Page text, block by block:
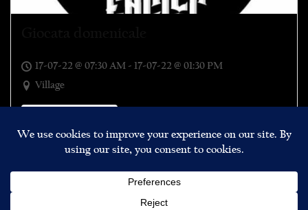
17-07-22 @ 07:30 AM - 17-07-22 @ 01:30 PM
Village
A.S.D. Black Eagles Tradate, affiliata all’ente di promozione
sportiva ASI, via Carlo Porta 21, Cairate; 21050 (VA) CF